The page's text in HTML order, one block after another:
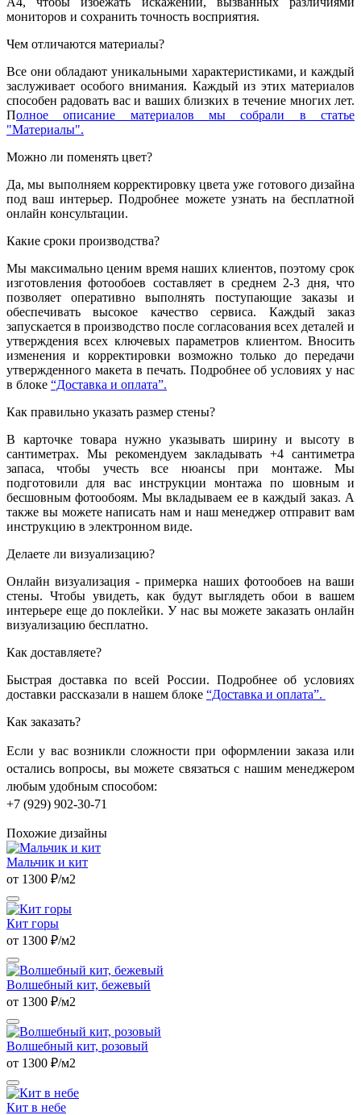
мониторов и сохранить точность восприятия.
Чем отличаются материалы?
Все они обладают уникальными характеристиками, и каждый
заслуживает особого внимания. Каждый из этих материалов
способен радовать вас и ваших близких в течение многих лет.
Полное описание материалов мы собрали в статье
"Материалы".
Можно ли поменять цвет?
Да, мы выполняем корректировку цвета уже готового дизайна
под ваш интерьер. Подробнее можете узнать на бесплатной
онлайн консультации.
Какие сроки производства?
Мы максимально ценим время наших клиентов, поэтому срок
изготовления фотообоев составляет в среднем 2-3 дня, что
позволяет оперативно выполнять поступающие заказы и
обеспечивать высокое качество сервиса. Каждый заказ
запускается в производство после согласования всех деталей и
утверждения всех ключевых параметров клиентом. Вносить
изменения и корректировки возможно только до передачи
утвержденного макета в печать. Подробнее об условиях у нас
в блоке “Доставка и оплата”.
Как правильно указать размер стены?
В карточке товара нужно указывать ширину и высоту в
сантиметрах. Мы рекомендуем закладывать +4 сантиметра
запаса, чтобы учесть все нюансы при монтаже. Мы
подготовили для вас инструкции монтажа по шовным и
бесшовным фотообоям. Мы вкладываем ее в каждый заказ. А
также вы можете написать нам и наш менеджер отправит вам
инструкцию в электронном виде.
Делаете ли визуализацию?
Онлайн визуализация - примерка наших фотообоев на ваши
стены. Чтобы увидеть, как будут выглядеть обои в вашем
интерьере еще до поклейки. У нас вы можете заказать онлайн
визуализацию бесплатно.
Как доставляете?
Быстрая доставка по всей России. Подробнее об условиях
доставки рассказали в нашем блоке “Доставка и оплата”.
Как заказать?
Если у вас возникли сложности при оформлении заказа или
остались вопросы, вы можете связаться с нашим менеджером
любым удобным способом:
+7 (929) 902-30-71
Похожие дизайны
Мальчик и кит
от 1300 ₽/м2
Кит горы
от 1300 ₽/м2
Волшебный кит, бежевый
от 1300 ₽/м2
Волшебный кит, розовый
от 1300 ₽/м2
Кит в небе